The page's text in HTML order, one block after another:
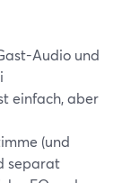
Audio und
einfach, aber
(und
separat